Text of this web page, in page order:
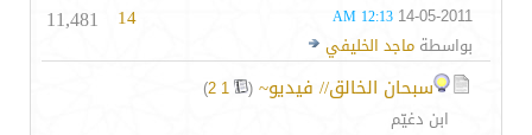
14-05-2011
12:13 AM
بواسطة ماجد الخليفي
14
11,481
سبحان الخالق// فيديو~‎ (
1
2
)
ابن دغيّم